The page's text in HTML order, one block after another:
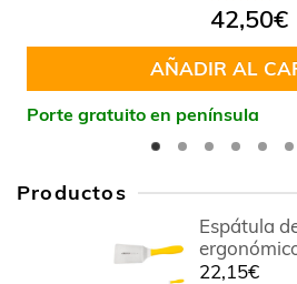
Valorado
en4.00
de 5
42,50€
AÑADIR AL
Porte gratuito en península
Productos
Espátula
22,15€